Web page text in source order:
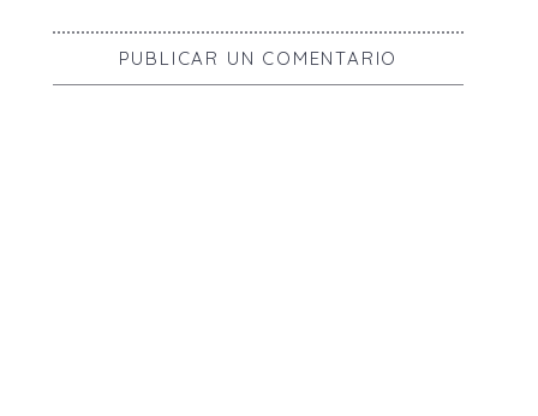
PUBLICAR UN COMENTARIO